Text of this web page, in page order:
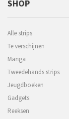
SHOP
Alle strips
Te verschijnen
Manga
Tweedehands strips
Jeugdboeken
Gadgets
Reeksen